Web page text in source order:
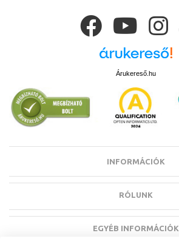
Árukereső.hu
INFORMÁCIÓK
RÓLUNK
EGYÉB INFORMÁCIÓK